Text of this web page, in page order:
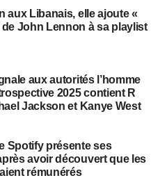
aux Libanais, elle ajoute «
de John Lennon à sa playlist
aux autorités l’homme
2025 contient R
Jackson et Kanye West
Spotify présente ses
avoir découvert que les
rémunérés